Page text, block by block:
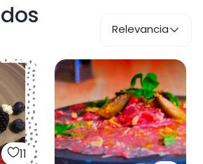
Relevancia
11